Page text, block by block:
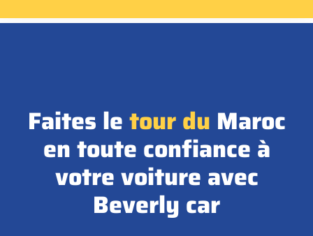
Faites letourdu Maroc
en toute confiance à
votre voiture avec
Beverly car